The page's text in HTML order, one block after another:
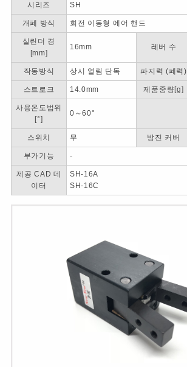
시리즈 SH
개폐 방식 회전 이동형 에어 핸드
실린더 경
[mm]
16mm 레버 수
작동방식 상시 열림 단독 파지력 (폐력)
스트로크 14.0mm 제품중량[g]
사용온도범위
[°]
0～60°
스위치 무 방진 커버
부가기능 -
제공 CAD 데
이터
SH-16A
SH-16C